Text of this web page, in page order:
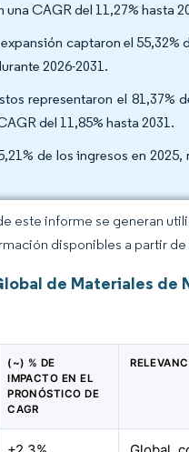
CAGR del 11,27% hasta
captaron el 55,32%
2026-2031.
representaron el 81,37%
del 11,85% hasta 2031.
de los ingresos en
este informe se generan
disponibles a partir de
de Materiales de
(~) % DE
IMPACTO EN EL
PRONÓSTICO DE
CAGR